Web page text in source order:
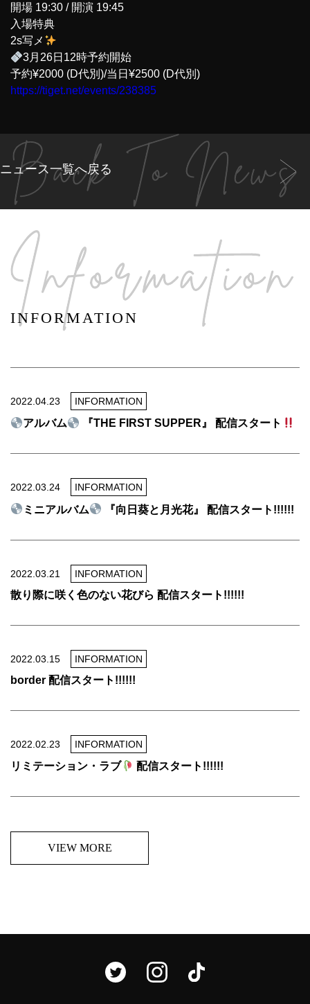
開場 19:30 / 開演 19:45
入場特典
2s写メ
3月26日12時予約開始
予約¥2000 (D代別)/当日¥2500 (D代別)
https://tiget.net/events/238385
ニュース一覧へ戻る
INFORMATION
2022.04.23 INFORMATION
アルバム 『THE FIRST SUPPER』 配信スタート
2022.03.24 INFORMATION
ミニアルバム 『向日葵と月光花』 配信スタート!!!!!!
2022.03.21 INFORMATION
散り際に咲く色のない花びら 配信スタート!!!!!!
2022.03.15 INFORMATION
border 配信スタート!!!!!!
2022.02.23 INFORMATION
リミテーション・ラブ 配信スタート!!!!!!
VIEW MORE